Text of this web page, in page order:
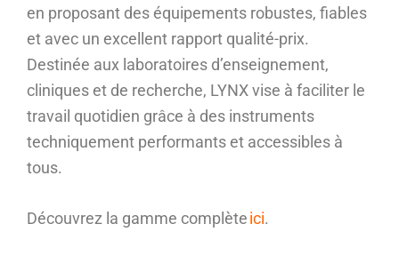
en proposant des équipements robustes, fiables
et avec un excellent rapport qualité-prix.
Destinée aux laboratoires d’enseignement,
cliniques et de recherche, LYNX vise à faciliter le
travail quotidien grâce à des instruments
techniquement performants et accessibles à
tous.
Découvrez la gamme complèteici.